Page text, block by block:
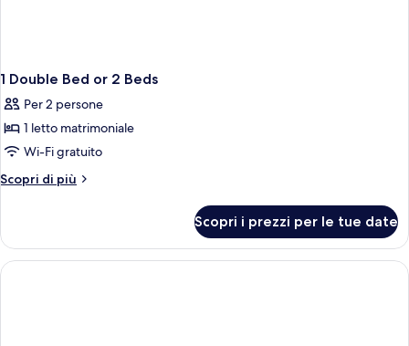
1 Double Bed or 2 Beds
Per 2 persone
1 letto matrimoniale
Wi-Fi gratuito
Scopri di più
Altri
Double
Bed
or
Scopri i prezzi per le tue date